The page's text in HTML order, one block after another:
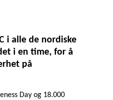
i alle de nordiske
i en time, for å
på
Day og 18.000